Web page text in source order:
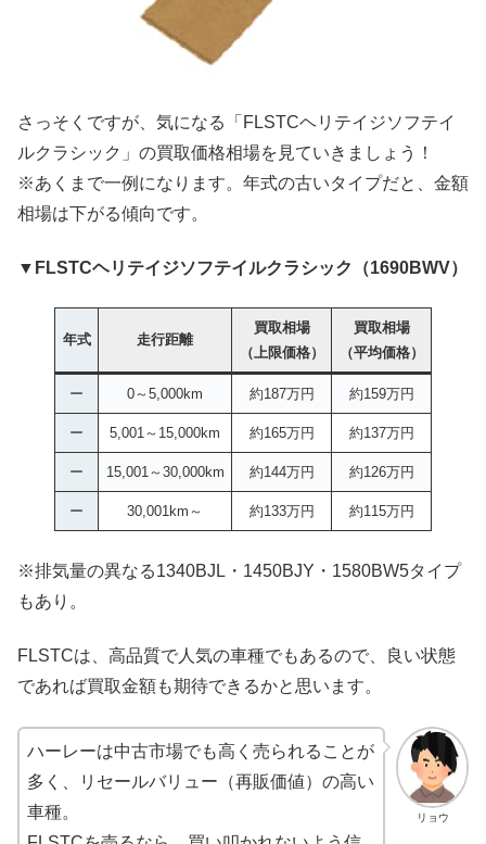
さっそくですが、気になる「FLSTCヘリテイジソフテイ
ルクラシック」の買取価格相場を見ていきましょう！
※あくまで一例になります。年式の古いタイプだと、金額
相場は下がる傾向です。
▼FLSTCヘリテイジソフテイルクラシック（1690BWV）
年式 走行距離
買取相場
（上限価格）
買取相場
（平均価格）
ー 0～5,000km 約187万円 約159万円
ー 5,001～15,000km 約165万円 約137万円
ー 15,001～30,000km 約144万円 約126万円
ー 30,001km～ 約133万円 約115万円
※排気量の異なる1340BJL・1450BJY・1580BW5タイプ
もあり。
FLSTCは、高品質で人気の車種でもあるので、良い状態
であれば買取金額も期待できるかと思います。
リョウ
ハーレーは中古市場でも高く売られることが
多く、リセールバリュー（再販価値）の高い
車種。